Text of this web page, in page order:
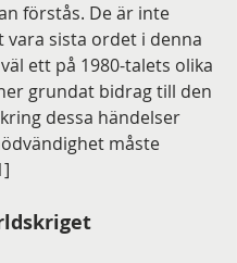
förstås. De är inte
vara sista ordet i denna
ett på 1980-talets olika
grundat bidrag till den
dessa händelser
måste